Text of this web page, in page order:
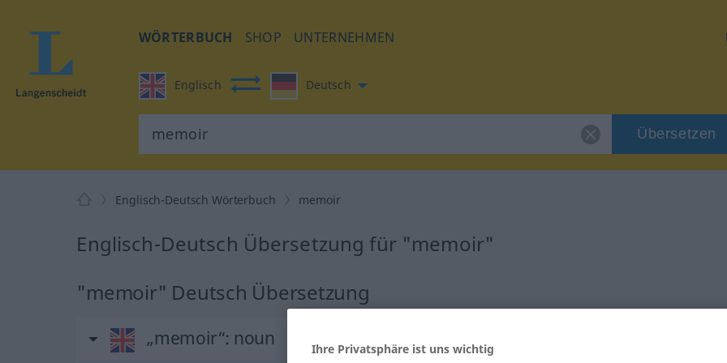
WÖRTERBUCH SHOP UNTERNEHMEN
Englisch Deutsch
Übersetzen
Englisch-Deutsch Wörterbuch memoir
Englisch-Deutsch Übersetzung für "memoir"
"memoir" Deutsch Übersetzung
„memoir“: noun Ihre Privatsphäre ist uns wichtig